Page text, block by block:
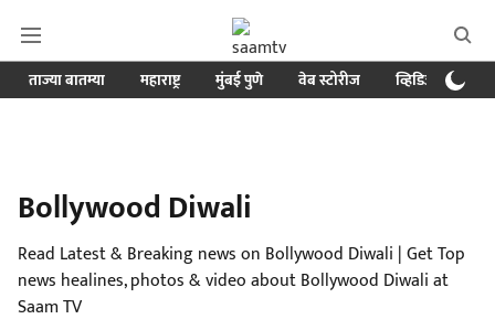
ताज्या बातम्या महाराष्ट्र मुंबई पुणे वेब स्टोरीज व्हिडिओ
Bollywood Diwali
Read Latest & Breaking news on Bollywood Diwali | Get Top
news healines, photos & video about Bollywood Diwali at
Saam TV